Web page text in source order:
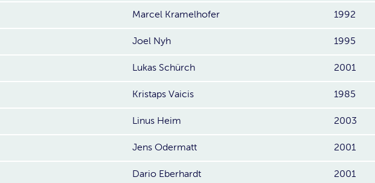
Marcel Kramelhofer 1992
Joel Nyh 1995
Lukas Schürch 2001
Kristaps Vaicis 1985
Linus Heim 2003
Jens Odermatt 2001
Dario Eberhardt 2001